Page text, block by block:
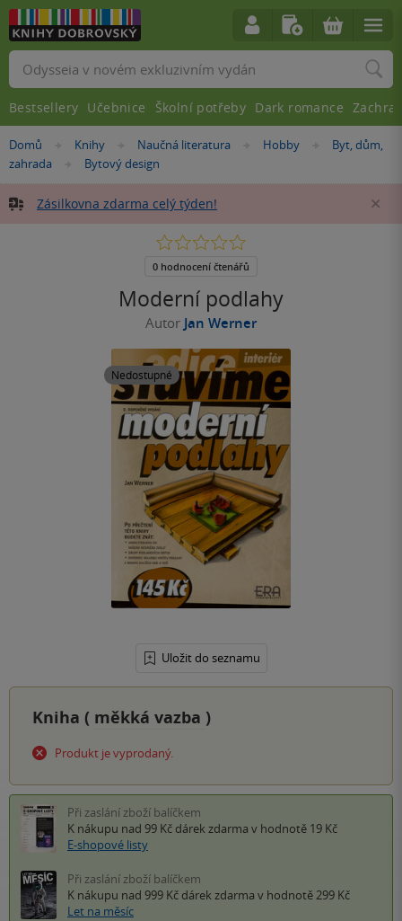
Nacházíte
se
Domů »
Knihy »Naučná literatura »Hobby »
Byt, dům,
zahrada
»
Bytový design
Zásilkovna zdarma celý týden!
Moderní podlahy
Autor Jan Werner
Nedostupné
Uložit do seznamu
0.0
5
0 hodnocení čtenářů
Kniha ( měkká vazba )
Produkt je vyprodaný.
Při zaslání zboží balíčkem
K nákupu nad 99 Kč dárek zdarma v hodnotě 19 Kč
E-shopové listy
Při zaslání zboží balíčkem
K nákupu nad 999 Kč dárek zdarma v hodnotě 299 Kč
Let na měsíc
Vyhledávání
Bestsellery Učebnice Školní potřeby Dark romance